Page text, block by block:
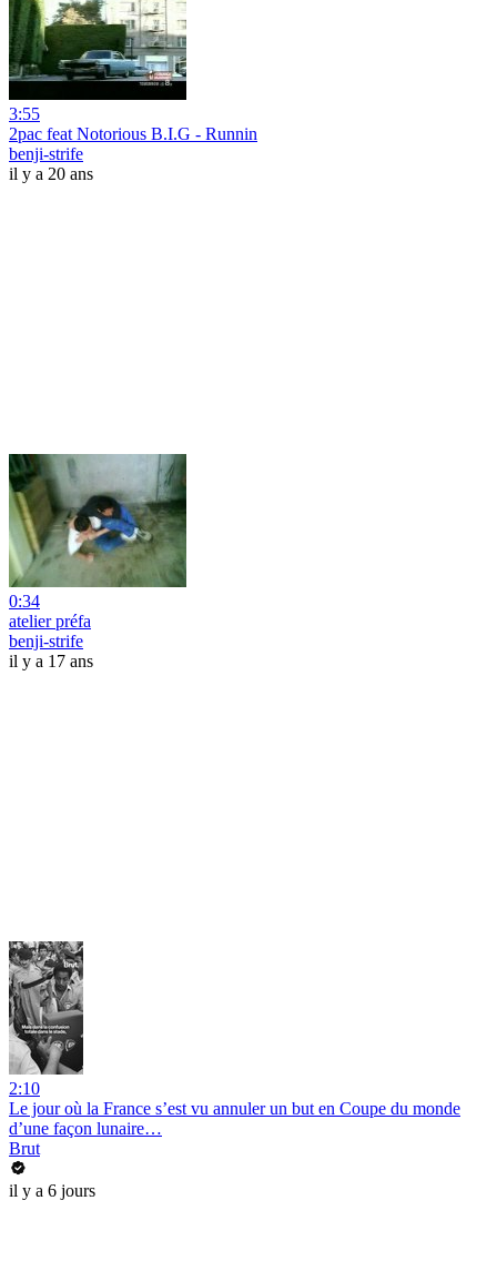
3:55
2pac feat Notorious B.I.G - Runnin
benji-strife
il y a 20 ans
0:34
atelier préfa
benji-strife
il y a 17 ans
2:10
Le jour où la France s’est vu annuler un but en Coupe du monde
d’une façon lunaire…
Brut
il y a 6 jours